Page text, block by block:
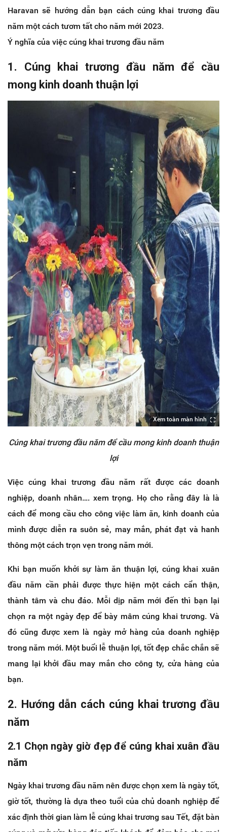
Haravan sẽ hướng dẫn bạn cách cúng khai trương đầu
năm một cách tươm tất cho năm mới 2023.
Ý nghĩa của việc cúng khai trương đầu năm
1. Cúng khai trương đầu năm để cầu
mong kinh doanh thuận lợi
Xem toàn màn hình
Cúng khai trương đầu năm để cầu mong kinh doanh thuận
lợi
Việc cúng khai trương đầu năm rất được các doanh
nghiệp, doanh nhân…. xem trọng. Họ cho rằng đây là là
cách để mong cầu cho công việc làm ăn, kinh doanh của
mình được diễn ra suôn sẻ, may mắn, phát đạt và hanh
thông một cách trọn vẹn trong năm mới.
Khi bạn muốn khởi sự làm ăn thuận lợi, cúng khai xuân
đầu năm cần phải được thực hiện một cách cẩn thận,
thành tâm và chu đáo. Mỗi dịp năm mới đến thì bạn lại
chọn ra một ngày đẹp để bày mâm cúng khai trương. Và
đó cũng được xem là ngày mở hàng của doanh nghiệp
trong năm mới. Một buổi lễ thuận lợi, tốt đẹp chắc chắn sẽ
mang lại khởi đầu may mắn cho công ty, cửa hàng của
bạn.
2. Hướng dẫn cách cúng khai trương đầu
năm
2.1 Chọn ngày giờ đẹp để cúng khai xuân đầu
năm
Ngày khai trương đầu năm nên được chọn xem là ngày tốt,
giờ tốt, thường là dựa theo tuổi của chủ doanh nghiệp để
xác định thời gian làm lễ cúng khai trương sau Tết, đặt bàn